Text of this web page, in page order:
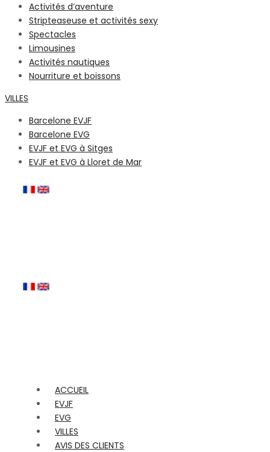
Activités d’aventure
Stripteaseuse et activités sexy
Spectacles
Limousines
Activités nautiques
Nourriture et boissons
VILLES
Barcelone EVJF
Barcelone EVG
EVJF et EVG à Sitges
EVJF et EVG à Lloret de Mar
ACCUEIL
EVJF
EVG
VILLES
AVIS DES CLIENTS